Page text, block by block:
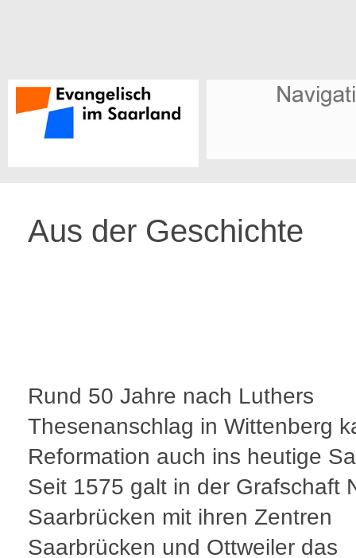
Aus der Geschichte
Rund 50 Jahre nach Luthers
Thesenanschlag in Wittenberg
Reformation auch ins heutige
Seit 1575 galt in der Grafschaft
Saarbrücken mit ihren Zentren
Saarbrücken und Ottweiler das